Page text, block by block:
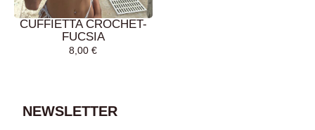
CUFFIETTA CROCHET-
FUCSIA
8,00€
NEWSLETTER